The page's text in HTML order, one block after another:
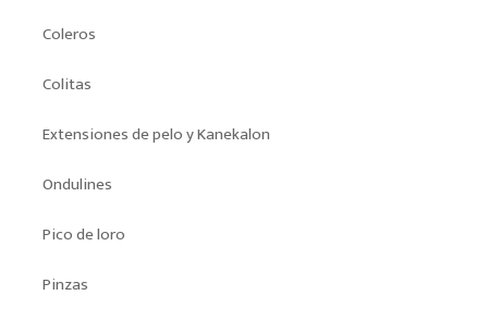
Coleros
Colitas
Extensiones de pelo y Kanekalon
Ondulines
Pico de loro
Pinzas